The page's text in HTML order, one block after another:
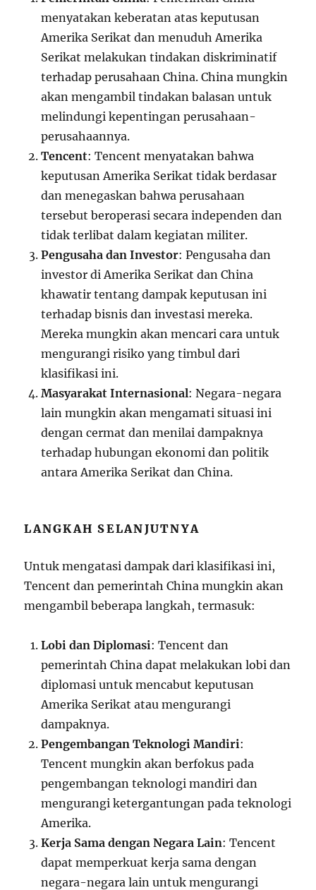
menyatakan keberatan atas keputusan
Amerika Serikat dan menuduh Amerika
Serikat melakukan tindakan diskriminatif
terhadap perusahaan China. China mungkin
akan mengambil tindakan balasan untuk
melindungi kepentingan perusahaan-
perusahaannya.
Tencent: Tencent menyatakan bahwa
keputusan Amerika Serikat tidak berdasar
dan menegaskan bahwa perusahaan
tersebut beroperasi secara independen dan
tidak terlibat dalam kegiatan militer.
Pengusaha dan Investor: Pengusaha dan
investor di Amerika Serikat dan China
khawatir tentang dampak keputusan ini
terhadap bisnis dan investasi mereka.
Mereka mungkin akan mencari cara untuk
mengurangi risiko yang timbul dari
klasifikasi ini.
Masyarakat Internasional: Negara-negara
lain mungkin akan mengamati situasi ini
dengan cermat dan menilai dampaknya
terhadap hubungan ekonomi dan politik
antara Amerika Serikat dan China.
LANGKAH SELANJUTNYA
Untuk mengatasi dampak dari klasifikasi ini,
Tencent dan pemerintah China mungkin akan
mengambil beberapa langkah, termasuk:
Lobi dan Diplomasi: Tencent dan
pemerintah China dapat melakukan lobi dan
diplomasi untuk mencabut keputusan
Amerika Serikat atau mengurangi
dampaknya.
Pengembangan Teknologi Mandiri:
Tencent mungkin akan berfokus pada
pengembangan teknologi mandiri dan
mengurangi ketergantungan pada teknologi
Amerika.
Kerja Sama dengan Negara Lain: Tencent
dapat memperkuat kerja sama dengan
negara-negara lain untuk mengurangi